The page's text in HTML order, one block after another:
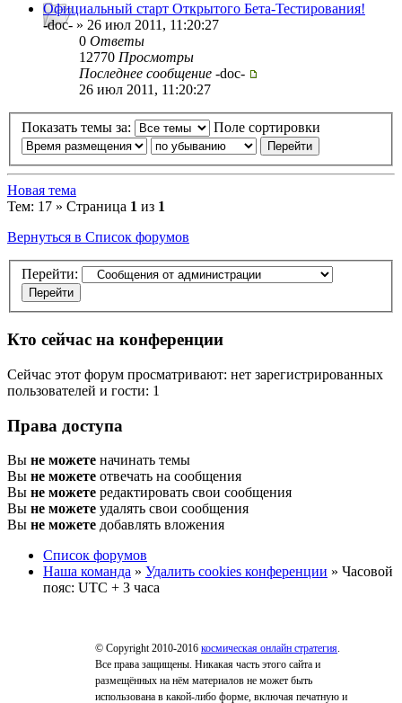
Официальный старт Открытого Бета-Тестирования!
-doc- » 26 июл 2011, 11:20:27
0 Ответы
12770 Просмотры
Последнее сообщение -doc-
26 июл 2011, 11:20:27
Показать темы за: Поле сортировки
Новая тема
Тем: 17 » Страница 1 из 1
Вернуться в Список форумов
Перейти:
Кто сейчас на конференции
Сейчас этот форум просматривают: нет зарегистрированных
пользователей и гости: 1
Права доступа
Вы не можете начинать темы
Вы не можете отвечать на сообщения
Вы не можете редактировать свои сообщения
Вы не можете удалять свои сообщения
Вы не можете добавлять вложения
Список форумов
Наша команда » Удалить cookies конференции » Часовой
пояс: UTC + 3 часа
© Copyright 2010-2016 космическая онлайн стратегия.
Все права защищены. Никакая часть этого сайта и
размещённых на нём материалов не может быть
использована в какой-либо форме, включая печатную и